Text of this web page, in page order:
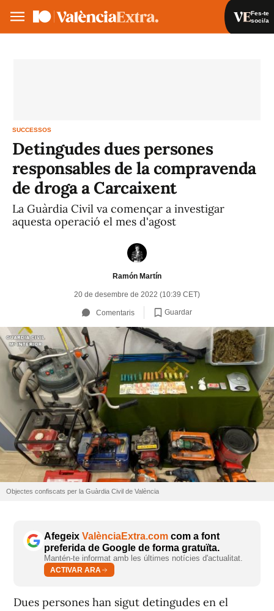
Fes-te
soci/a
SUCCESSOS
Detingudes dues persones
responsables de la compravenda
de droga a Carcaixent
La Guàrdia Civil va començar a investigar
aquesta operació el mes d'agost
Ramón Martín
20 de desembre de 2022 (10:39 CET)
Comentaris Guardar
Objectes confiscats per la Guàrdia Civil de València
Afegeix ValènciaExtra.com com a font
preferida de Google de forma gratuïta.
Mantén-te informat amb les últimes notícies d'actualitat.
ACTIVAR ARA
Dues persones han sigut detingudes en el